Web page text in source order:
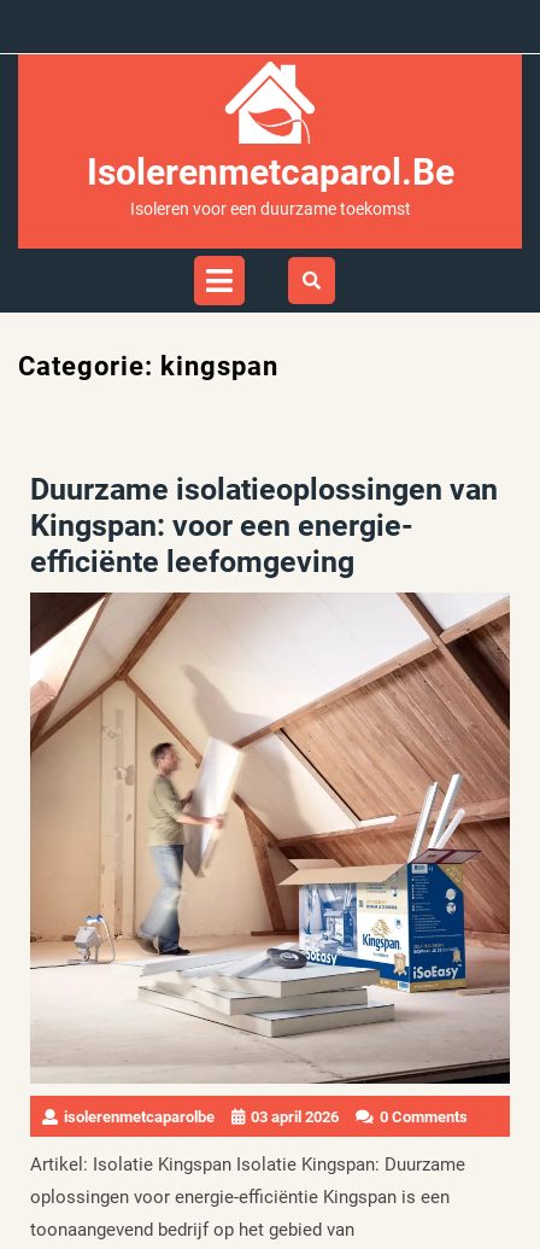
Isolerenmetcaparol.be
Isoleren voor een duurzame toekomst
Open
Categorie: kingspan
Duurzame isolatieoplossingen van
Kingspan: voor een energie-
efficiënte leefomgeving
isolerenmetcaparolbe 03 april 2026 0 Comments
Artikel: Isolatie Kingspan Isolatie Kingspan: Duurzame
oplossingen voor energie-efficiëntie Kingspan is een
toonaangevend bedrijf op het gebied van